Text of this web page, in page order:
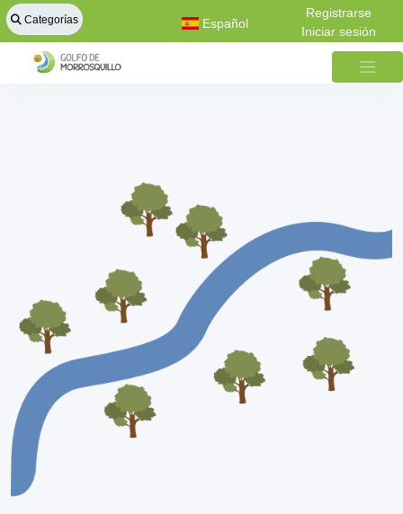
Categorías Español
Registrarse
Iniciar sesión